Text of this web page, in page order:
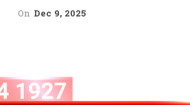
On Dec 9, 2025